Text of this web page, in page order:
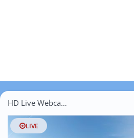
HD Live Webcams Krampen
LIVE